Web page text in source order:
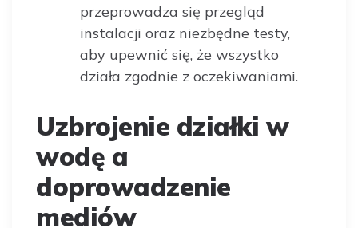
przeprowadza się przegląd
instalacji oraz niezbędne testy,
aby upewnić się, że wszystko
działa zgodnie z oczekiwaniami.
Uzbrojenie działki w
wodę a
doprowadzenie
mediów